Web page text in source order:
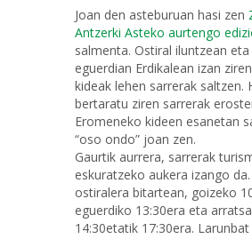
Joan den asteburuan hasi zen
Antzerki Asteko aurtengo
salmenta. Ostiral iluntzean
eguerdian Erdikalean izan
kideak lehen sarrerak saltzen.
bertaratu ziren sarrerak
Eromeneko kideen esanetan
“oso ondo” joan zen.
Gaurtik aurrera, sarrerak
eskuratzeko aukera izango
ostiralera bitartean, goizeko
eguerdiko 13:30era eta
14:30etatik 17:30era.